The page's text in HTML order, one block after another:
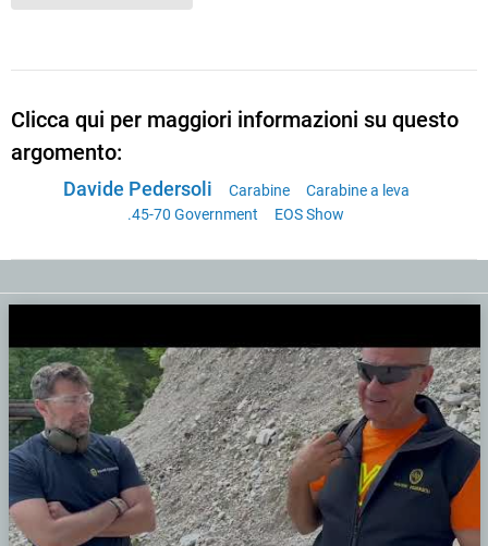
Clicca qui per maggiori informazioni su questo
argomento:
Davide Pedersoli Carabine
Carabine a leva
.45-70 Government
EOS Show